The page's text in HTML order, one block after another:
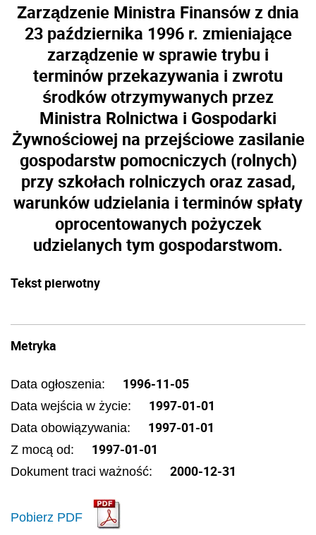
Zarządzenie Ministra Finansów z dnia
23 października 1996 r. zmieniające
zarządzenie w sprawie trybu i
terminów przekazywania i zwrotu
środków otrzymywanych przez
Ministra Rolnictwa i Gospodarki
Żywnościowej na przejściowe zasilanie
gospodarstw pomocniczych (rolnych)
przy szkołach rolniczych oraz zasad,
warunków udzielania i terminów spłaty
oprocentowanych pożyczek
udzielanych tym gospodarstwom.
Tekst pierwotny
Metryka
Data ogłoszenia: 1996-11-05
Data wejścia w życie: 1997-01-01
Data obowiązywania: 1997-01-01
Z mocą od: 1997-01-01
Dokument traci ważność: 2000-12-31
Pobierz PDF